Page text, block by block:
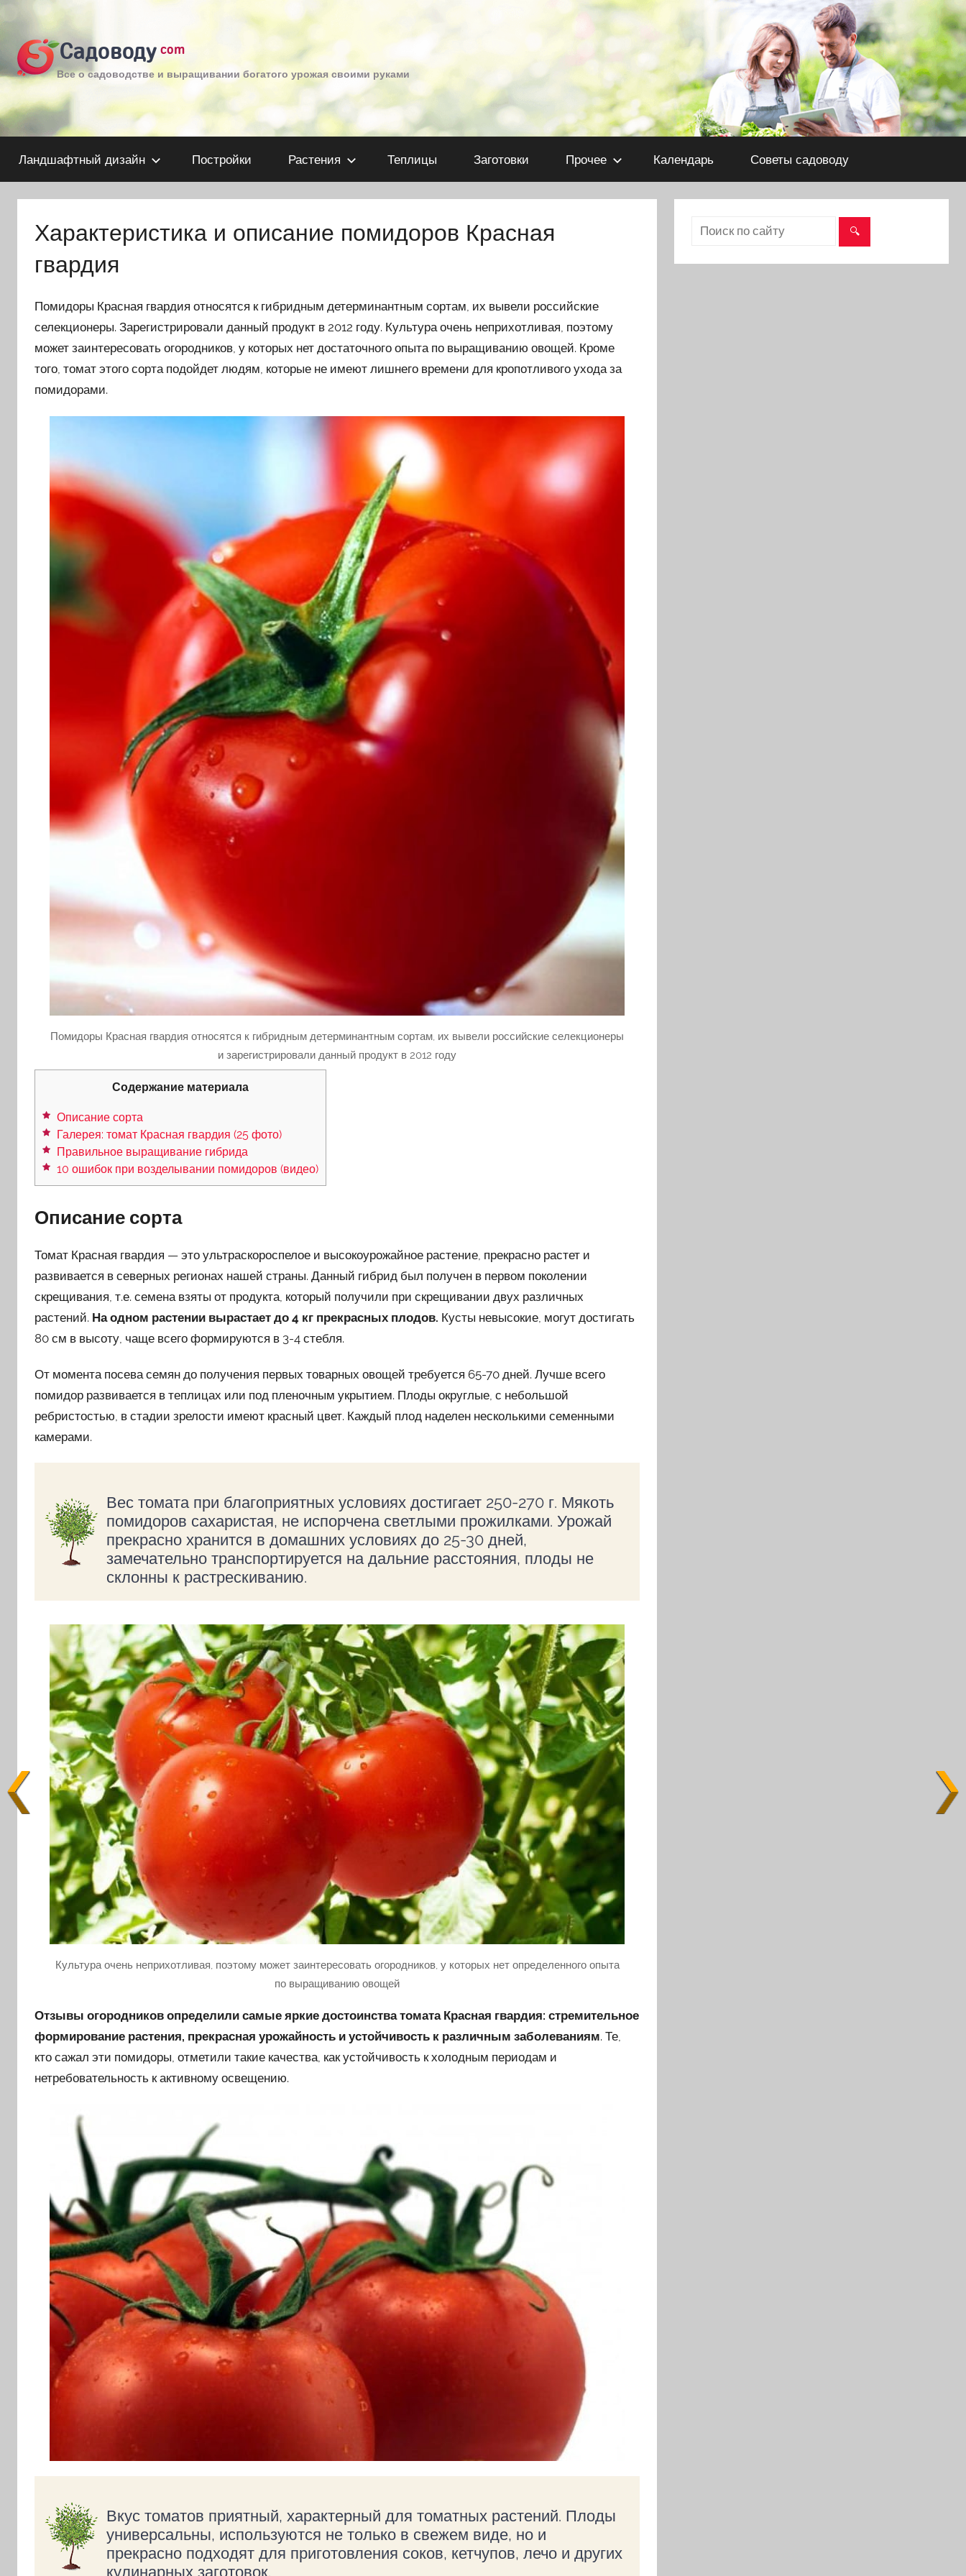
содержимомуСадоводу com
Все о садоводстве и выращивании богатого урожая своими руками
Ландшафтный дизайн Постройки Растения Теплицы Заготовки Прочее Календарь Советы садоводу
Характеристика и описание помидоров Красная
гвардия
Помидоры Красная гвардия относятся к гибридным детерминантным сортам, их вывели российские
селекционеры. Зарегистрировали данный продукт в 2012 году. Культура очень неприхотливая, поэтому
может заинтересовать огородников, у которых нет достаточного опыта по выращиванию овощей. Кроме
того, томат этого сорта подойдет людям, которые не имеют лишнего времени для кропотливого ухода за
помидорами.
Помидоры Красная гвардия относятся к гибридным детерминантным сортам, их вывели российские селекционеры
и зарегистрировали данный продукт в 2012 году
Содержание материала
Описание сорта
Галерея: томат Красная гвардия (25 фото)
Правильное выращивание гибрида
10 ошибок при возделывании помидоров (видео)
Описание сорта
Томат Красная гвардия — это ультраскороспелое и высокоурожайное растение, прекрасно растет и
развивается в северных регионах нашей страны. Данный гибрид был получен в первом поколении
скрещивания, т.е. семена взяты от продукта, который получили при скрещивании двух различных
растений. На одном растении вырастает до 4 кг прекрасных плодов. Кусты невысокие, могут достигать
80 см в высоту, чаще всего формируются в 3-4 стебля.
От момента посева семян до получения первых товарных овощей требуется 65-70 дней. Лучше всего
помидор развивается в теплицах или под пленочным укрытием. Плоды округлые, с небольшой
ребристостью, в стадии зрелости имеют красный цвет. Каждый плод наделен несколькими семенными
камерами.
Вес томата при благоприятных условиях достигает 250-270 г. Мякоть
помидоров сахаристая, не испорчена светлыми прожилками. Урожай
прекрасно хранится в домашних условиях до 25-30 дней,
замечательно транспортируется на дальние расстояния, плоды не
склонны к растрескиванию.
Культура очень неприхотливая, поэтому может заинтересовать огородников, у которых нет определенного опыта
по выращиванию овощей
Отзывы огородников определили самые яркие достоинства томата Красная гвардия: стремительное
формирование растения, прекрасная урожайность и устойчивость к различным заболеваниям. Те,
кто сажал эти помидоры, отметили такие качества, как устойчивость к холодным периодам и
нетребовательность к активному освещению.
Вкус томатов приятный, характерный для томатных растений. Плоды
универсальны, используются не только в свежем виде, но и
прекрасно подходят для приготовления соков, кетчупов, лечо и других
кулинарных заготовок.